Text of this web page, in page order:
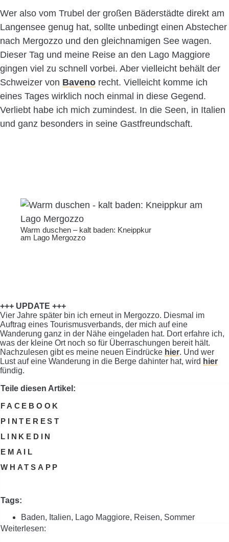
Wer also vom Trubel der großen Bäderstädte direkt am
Langensee genug hat, sollte unbedingt einen Abstecher
nach Mergozzo und den gleichnamigen See wagen.
Dieser Tag und meine Reise an den Lago Maggiore
gingen viel zu schnell vorbei. Aber vielleicht behält der
Schweizer von Baveno recht. Vielleicht komme ich
eines Tages wirklich noch einmal in diese Gegend.
Verliebt habe ich mich zumindest. In die Seen, in Italien
und ganz besonders in seine Gastfreundschaft.
Warm duschen – kalt baden: Kneippkur
am Lago Mergozzo
+++ UPDATE +++
Vier Jahre später bin ich erneut in Mergozzo. Diesmal im
Auftrag eines Tourismusverbands, der mich auf eine
Wanderung ganz in der Nähe eingeladen hat. Dort erfahre ich,
was der kleine Ort noch so für Überraschungen bereit hält.
Nachzulesen gibt es meine neuen Eindrücke hier. Und wer
Lust auf eine Wanderung in die Berge dahinter hat, wird hier
fündig.
Teile diesen Artikel:
FACEBOOK
PINTEREST
LINKEDIN
EMAIL
WHATSAPP
Tags:
Baden, Italien, Lago Maggiore, Reisen, Sommer
Weiterlesen: